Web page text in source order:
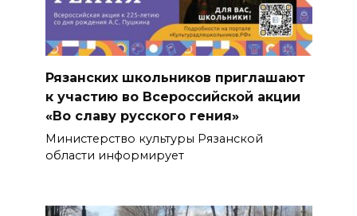
Рязанских школьников приглашают
к участию во Всероссийской акции
«Во славу русского гения»
Министерство культуры Рязанской
области информирует